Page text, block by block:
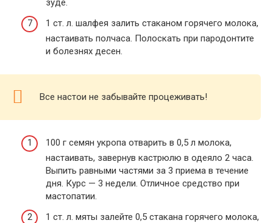
зуде.
1 ст. л. шалфея залить стаканом горячего молока,
настаивать полчаса. Полоскать при пародонтите
и болезнях десен.
Все настои не забывайте процеживать!
100 г семян укропа отварить в 0,5 л молока,
настаивать, завернув кастрюлю в одеяло 2 часа.
Выпить равными частями за 3 приема в течение
дня. Курс — 3 недели. Отличное средство при
мастопатии.
1 ст. л. мяты залейте 0,5 стакана горячего молока,